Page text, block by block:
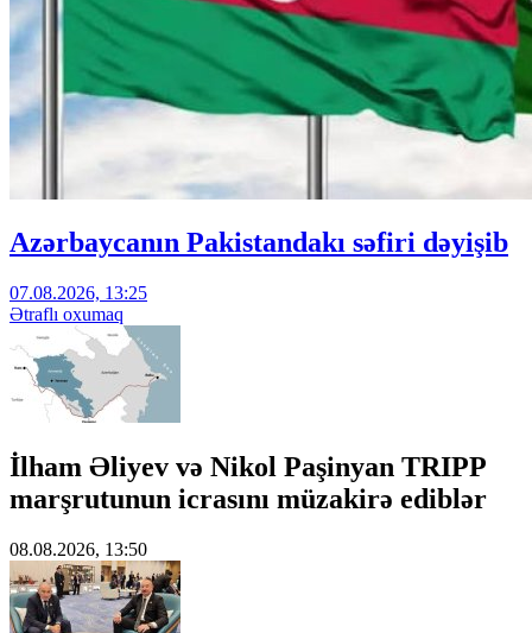
Azərbaycanın Pakistandakı səfiri dəyişib
07.08.2026, 13:25
Ətraflı oxumaq
İlham Əliyev və Nikol Paşinyan TRIPP
marşrutunun icrasını müzakirə ediblər
08.08.2026, 13:50